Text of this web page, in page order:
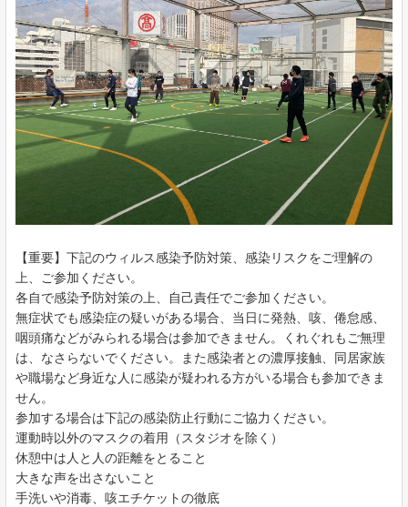
【重要】下記のウィルス感染予防対策、感染リスクをご理解の
上、ご参加ください。
各自で感染予防対策の上、自己責任でご参加ください。
無症状でも感染症の疑いがある場合、当日に発熱、咳、倦怠感、
咽頭痛などがみられる場合は参加できません。くれぐれもご無理
は、なさらないでください。また感染者との濃厚接触、同居家族
や職場など身近な人に感染が疑われる方がいる場合も参加できま
せん。
参加する場合は下記の感染防止行動にご協力ください。
運動時以外のマスクの着用（スタジオを除く）
休憩中は人と人の距離をとること
大きな声を出さないこと
手洗いや消毒、咳エチケットの徹底